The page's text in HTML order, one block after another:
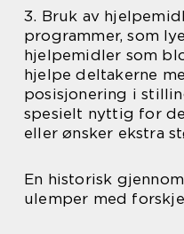
3. Bruk av
programmer, som
hjelpemidler som
hjelpe deltakerne
posisjonering i
spesielt nyttig for
eller ønsker ekstra
En historisk
ulemper med